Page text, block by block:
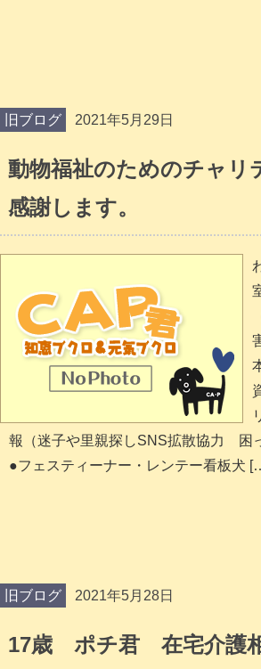
旧ブログ 2021年5月29日
動物福祉のためのチャ
感謝します。
報（迷子や里親探しSNS拡散協力 困
●フェスティーナー・レンテー看板犬
旧ブログ 2021年5月28日
17歳 ポチ君 在宅介護